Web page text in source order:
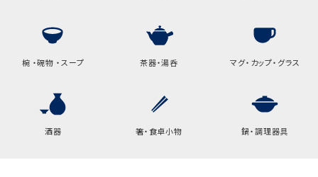
椀 ・碗物 ・スープ 茶器・湯呑 マグ・カップ・グラス
酒器 箸・食卓小物 鍋・調理器具